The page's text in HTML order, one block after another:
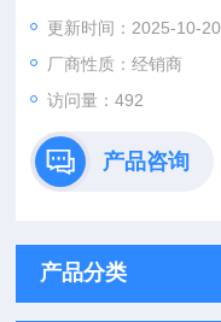
更新时间：2025-10-20
厂商性质：经销商
访问量：492
产品咨询
产品分类